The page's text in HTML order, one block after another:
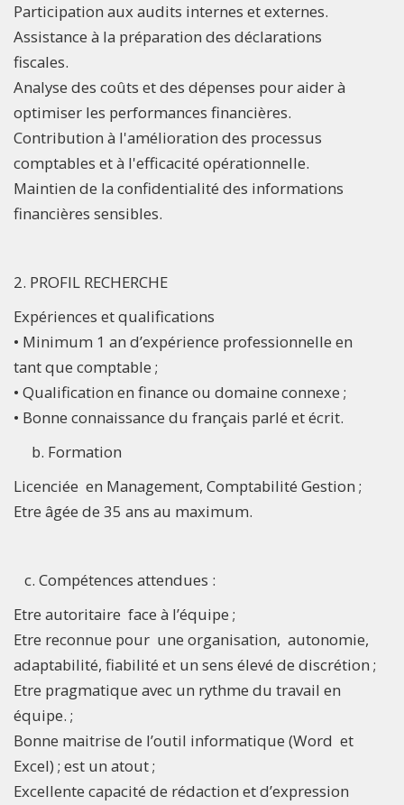
Participation aux audits internes et externes.
Assistance à la préparation des déclarations
fiscales.
Analyse des coûts et des dépenses pour aider à
optimiser les performances financières.
Contribution à l'amélioration des processus
comptables et à l'efficacité opérationnelle.
Maintien de la confidentialité des informations
financières sensibles.
2. PROFIL RECHERCHE
Expériences et qualifications
• Minimum 1 an d’expérience professionnelle en
tant que comptable ;
• Qualification en finance ou domaine connexe ;
• Bonne connaissance du français parlé et écrit.
b. Formation
Licenciée en Management, Comptabilité Gestion ;
Etre âgée de 35 ans au maximum.
c. Compétences attendues :
Etre autoritaire face à l’équipe ;
Etre reconnue pour une organisation, autonomie,
adaptabilité, fiabilité et un sens élevé de discrétion ;
Etre pragmatique avec un rythme du travail en
équipe. ;
Bonne maitrise de l’outil informatique (Word et
Excel) ; est un atout ;
Excellente capacité de rédaction et d’expression